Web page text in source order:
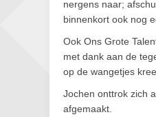
nergens naar;
binnenkort ook nog
Ook Ons Grote
met dank aan de
op de wangetjes
Jochen onttrok zich
afgemaakt.